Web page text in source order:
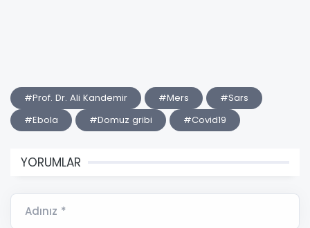
#Prof. Dr. Ali Kandemir #Mers
#Sars
#Ebola
#Domuz gribi #Covid19
YORUMLAR
Adınız *